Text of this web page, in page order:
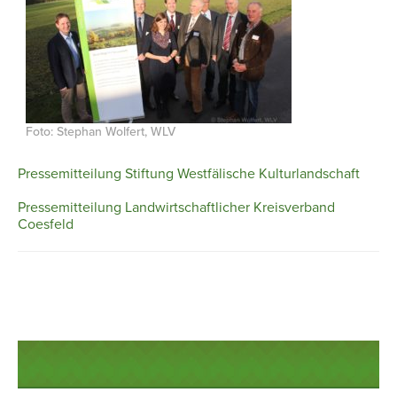
Foto: Stephan Wolfert, WLV
Pressemitteilung Stiftung Westfälische Kulturlandschaft
Pressemitteilung Landwirtschaftlicher Kreisverband
Coesfeld